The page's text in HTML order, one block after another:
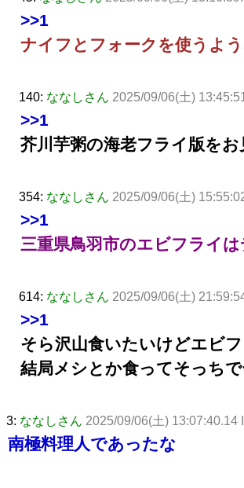
>>1
ナイフとフォークを使うよ
140: ななしさん 2025/09/06(土)
>>1
芥川芋粥の海老フライ版を
354: ななしさん 2025/09/06(土)
>>1
三重県鳥羽市のエビフライ
614: ななしさん 2025/09/06(土)
>>1
そら沢山食いたいけどエビ
結局メシとか食ってそっち
3: ななしさん 2025/09/06(土) 13:07:40.14
南極料理人であったな